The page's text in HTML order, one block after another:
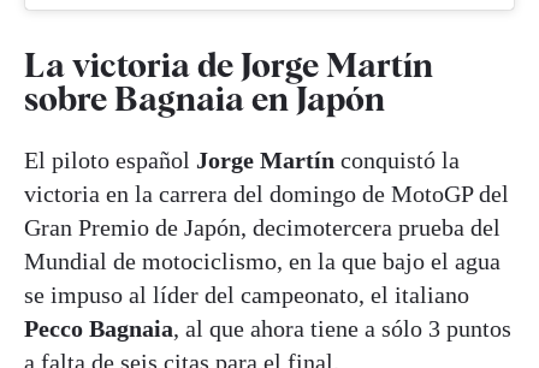
La victoria de Jorge Martín
sobre Bagnaia en Japón
El piloto español Jorge Martín conquistó la
victoria en la carrera del domingo de MotoGP del
Gran Premio de Japón, decimotercera prueba del
Mundial de motociclismo, en la que bajo el agua
se impuso al líder del campeonato, el italiano
Pecco Bagnaia, al que ahora tiene a sólo 3 puntos
a falta de seis citas para el final.